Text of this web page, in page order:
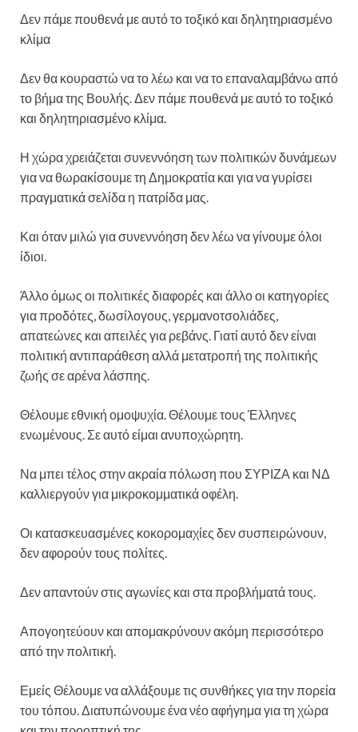
Δεν πάμε πουθενά με αυτό το τοξικό και δηλητηριασμένο
κλίμα
Δεν θα κουραστώ να το λέω και να το επαναλαμβάνω από
το βήμα της Βουλής. Δεν πάμε πουθενά με αυτό το τοξικό
και δηλητηριασμένο κλίμα.
Η χώρα χρειάζεται συνεννόηση των πολιτικών δυνάμεων
για να θωρακίσουμε τη Δημοκρατία και για να γυρίσει
πραγματικά σελίδα η πατρίδα μας.
Και όταν μιλώ για συνεννόηση δεν λέω να γίνουμε όλοι
ίδιοι.
Άλλο όμως οι πολιτικές διαφορές και άλλο οι κατηγορίες
για προδότες, δωσίλογους, γερμανοτσολιάδες,
απατεώνες και απειλές για ρεβάνς. Γιατί αυτό δεν είναι
πολιτική αντιπαράθεση αλλά μετατροπή της πολιτικής
ζωής σε αρένα λάσπης.
Θέλουμε εθνική ομοψυχία. Θέλουμε τους Έλληνες
ενωμένους. Σε αυτό είμαι ανυποχώρητη.
Να μπει τέλος στην ακραία πόλωση που ΣΥΡΙΖΑ και ΝΔ
καλλιεργούν για μικροκομματικά οφέλη.
Οι κατασκευασμένες κοκορομαχίες δεν συσπειρώνουν,
δεν αφορούν τους πολίτες.
Δεν απαντούν στις αγωνίες και στα προβλήματά τους.
Απογοητεύουν και απομακρύνουν ακόμη περισσότερο
από την πολιτική.
Εμείς Θέλουμε να αλλάξουμε τις συνθήκες για την πορεία
του τόπου. Διατυπώνουμε ένα νέο αφήγημα για τη χώρα